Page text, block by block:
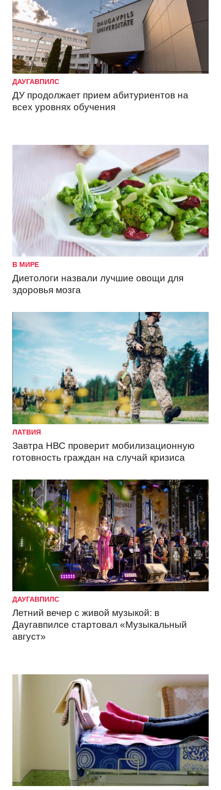
ДАУГАВПИЛС
ДУ продолжает прием абитуриентов на
всех уровнях обучения
В МИРЕ
Диетологи назвали лучшие овощи для
здоровья мозга
ЛАТВИЯ
Завтра НВС проверит мобилизационную
готовность граждан на случай кризиса
ДАУГАВПИЛС
Летний вечер с живой музыкой: в
Даугавпилсе стартовал «Музыкальный
август»